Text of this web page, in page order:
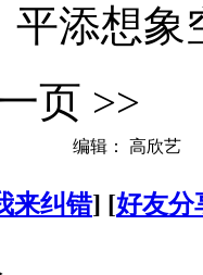
平添想象
页 >>
编辑： 高欣艺
来纠错] [好友分